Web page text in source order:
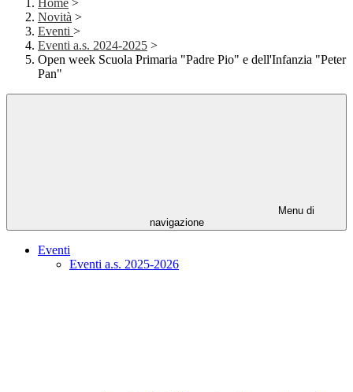
Home >
Novità >
Eventi >
Eventi a.s. 2024-2025 >
Open week Scuola Primaria "Padre Pio" e dell'Infanzia "Peter
Pan"
Menu di
navigazione
Eventi
Eventi a.s. 2025-2026